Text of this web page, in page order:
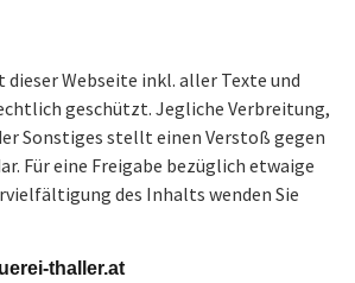
Webseite inkl. aller Texte und
geschützt. Jegliche Verbreitung,
Sonstiges stellt einen Verstoß gegen
Für eine Freigabe bezüglich etwaige
des Inhalts wenden Sie
thaller.at